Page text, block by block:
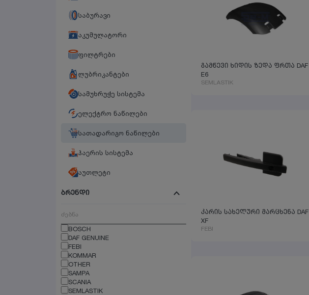
საბურავი
აკუმულატორი
ფილტრები
ლუბრიკანტები
სამუხრუჭე სისტემა
ელექტრო ნაწილები
სათადარიგო ნაწილები
ჰაერის სისტემა
აუთლეტი
ბრენდი
BOSCH
DAF GENUINE
FEBI
KOMMAR
OTHER
SAMPA
SCANIA
SEMLASTIK
გამწევი ხიდის ზედა ფრთა DAF
E6
SEMLASTIK
კარის სახელური მარცხენა DAF
XF
FEBI